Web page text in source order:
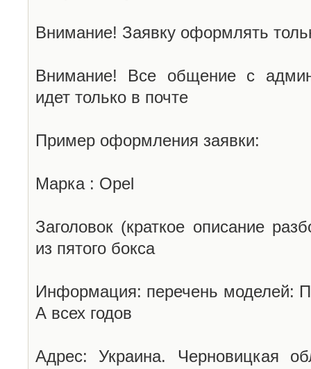
Внимание! Заявку оформлять
Внимание! Все общение с
идет только в почте
Пример оформления заявки:
Марка : Opel
Заголовок (краткое описание
из пятого бокса
Информация: перечень моделей:
А всех годов
Адрес: Украина. Черновицкая